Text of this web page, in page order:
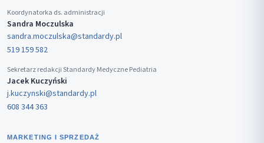
Koordynatorka ds. administracji
Sandra Moczulska
sandra.moczulska@standardy.pl
519 159 582
Sekretarz redakcji Standardy Medyczne Pediatria
Jacek Kuczyński
j.kuczynski@standardy.pl
608 344 363
MARKETING I SPRZEDAŻ